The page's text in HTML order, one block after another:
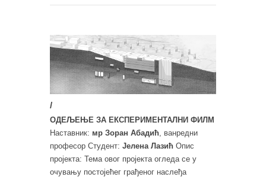
/
ОДЕЉЕЊЕ ЗА ЕКСПЕРИМЕНТАЛНИ ФИЛМ
Наставник: мр Зоран Абадић , ванредни
професор Студент: Јелена Лазић Опис
пројекта: Тема овог пројекта огледа се у
очувању постојећег грађеног наслеђа